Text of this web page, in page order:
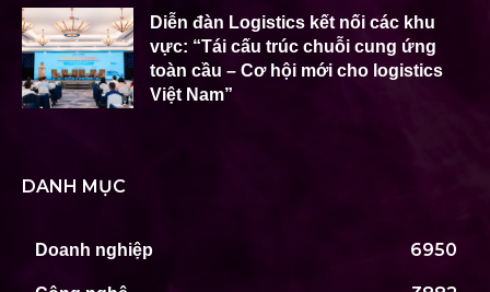
Diễn đàn Logistics kết nối các khu
vực: “Tái cấu trúc chuỗi cung ứng
toàn cầu – Cơ hội mới cho logistics
Việt Nam”
DANH MỤC
Doanh nghiệp 6950